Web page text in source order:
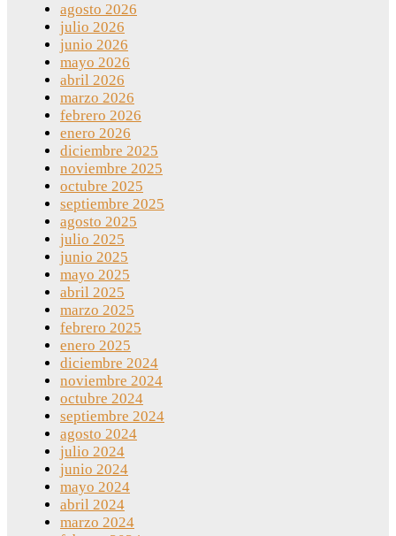
agosto 2026
julio 2026
junio 2026
mayo 2026
abril 2026
marzo 2026
febrero 2026
enero 2026
diciembre 2025
noviembre 2025
octubre 2025
septiembre 2025
agosto 2025
julio 2025
junio 2025
mayo 2025
abril 2025
marzo 2025
febrero 2025
enero 2025
diciembre 2024
noviembre 2024
octubre 2024
septiembre 2024
agosto 2024
julio 2024
junio 2024
mayo 2024
abril 2024
marzo 2024